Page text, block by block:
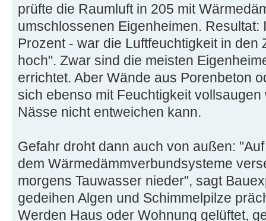
prüfte die Raumluft in 205 mit
umschlossenen Eigenheimen. Resultat:
Prozent - war die Luftfeuchtigkeit in den
hoch". Zwar sind die meisten
errichtet. Aber Wände aus Porenbeton
sich ebenso mit Feuchtigkeit
Nässe nicht entweichen kann.
Gefahr droht dann auch von außen:
dem Wärmedämmverbundsysteme
morgens Tauwasser nieder", sagt
gedeihen Algen und Schimmelpilze
Werden Haus oder Wohnung gelüftet,